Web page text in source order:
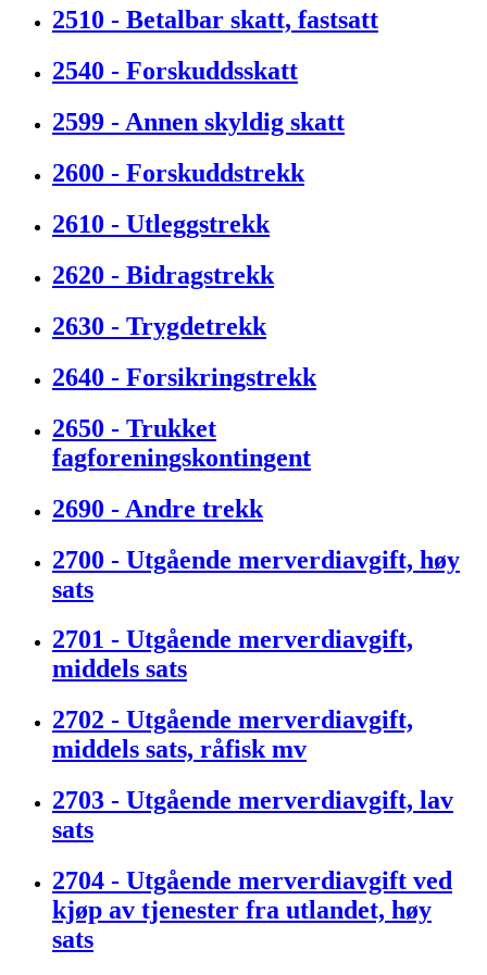
2510 - Betalbar skatt, fastsatt
2540 - Forskuddsskatt
2599 - Annen skyldig skatt
2600 - Forskuddstrekk
2610 - Utleggstrekk
2620 - Bidragstrekk
2630 - Trygdetrekk
2640 - Forsikringstrekk
2650 - Trukket
fagforeningskontingent
2690 - Andre trekk
2700 - Utgående merverdiavgift, høy
sats
2701 - Utgående merverdiavgift,
middels sats
2702 - Utgående merverdiavgift,
middels sats, råfisk mv
2703 - Utgående merverdiavgift, lav
sats
2704 - Utgående merverdiavgift ved
kjøp av tjenester fra utlandet, høy
sats